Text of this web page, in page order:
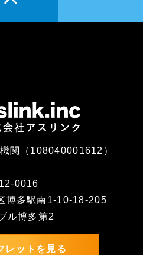
関（108040001612）
0016
博多駅南1-10-18-205
ル博多第2
レットを見る